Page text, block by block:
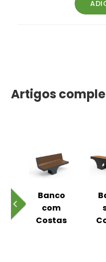
Artigos
Banco
com
Costas